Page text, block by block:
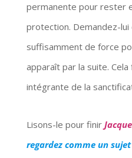
permanente pour rester
protection. Demandez-
suffisamment de force
apparaît par la suite.
intégrante de la
Lisons-le pour finir
regardez comme un